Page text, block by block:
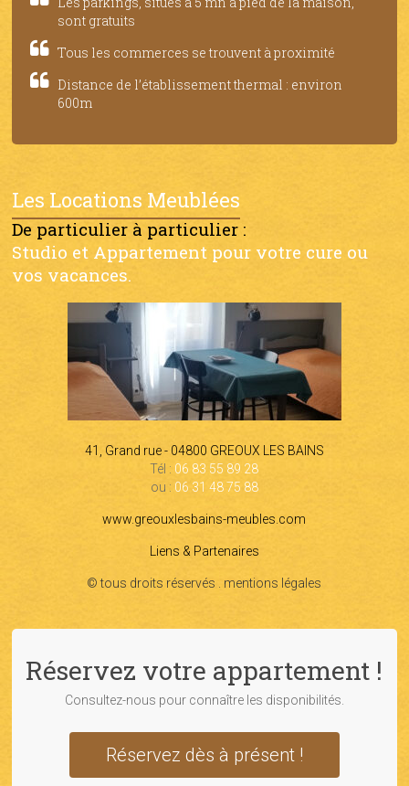
sont gratuits
Tous les commerces se trouvent à proximité
Distance de l’établissement thermal : environ
600m
Les Locations Meublées
De particulier à particulier :
Studio et Appartement pour votre cure ou
vos vacances.
41, Grand rue - 04800 GREOUX LES BAINS
Tél : 06 83 55 89 28
ou : 06 31 48 75 88
www.greouxlesbains-meubles.com
Liens & Partenaires
© tous droits réservés . mentions légales
Réservez votre appartement !
Consultez-nous pour connaître les disponibilités.
Réservez dès à présent !